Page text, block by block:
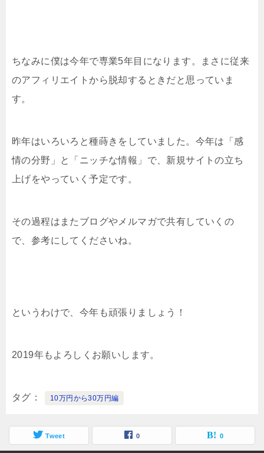
ちなみに僕は今年で専業5年目になります。まさに従来
のアフィリエイトから脱却するときだと思っていま
す。
昨年はいろいろと種蒔きをしていました。今年は「感
情の分野」と「ニッチな情報」で、新規サイトの立ち
上げをやっていく予定です。
その過程はまたブログやメルマガで共有していくの
で、参考にしてくださいね。
というわけで、今年も頑張りましょう！
2019年もよろしくお願いします。
タグ 10万円から30万円編
Tweet 0 0